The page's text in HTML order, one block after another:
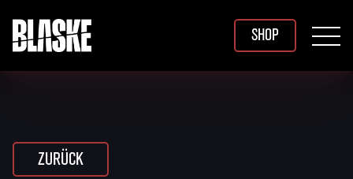
SHOP
ZURÜCK